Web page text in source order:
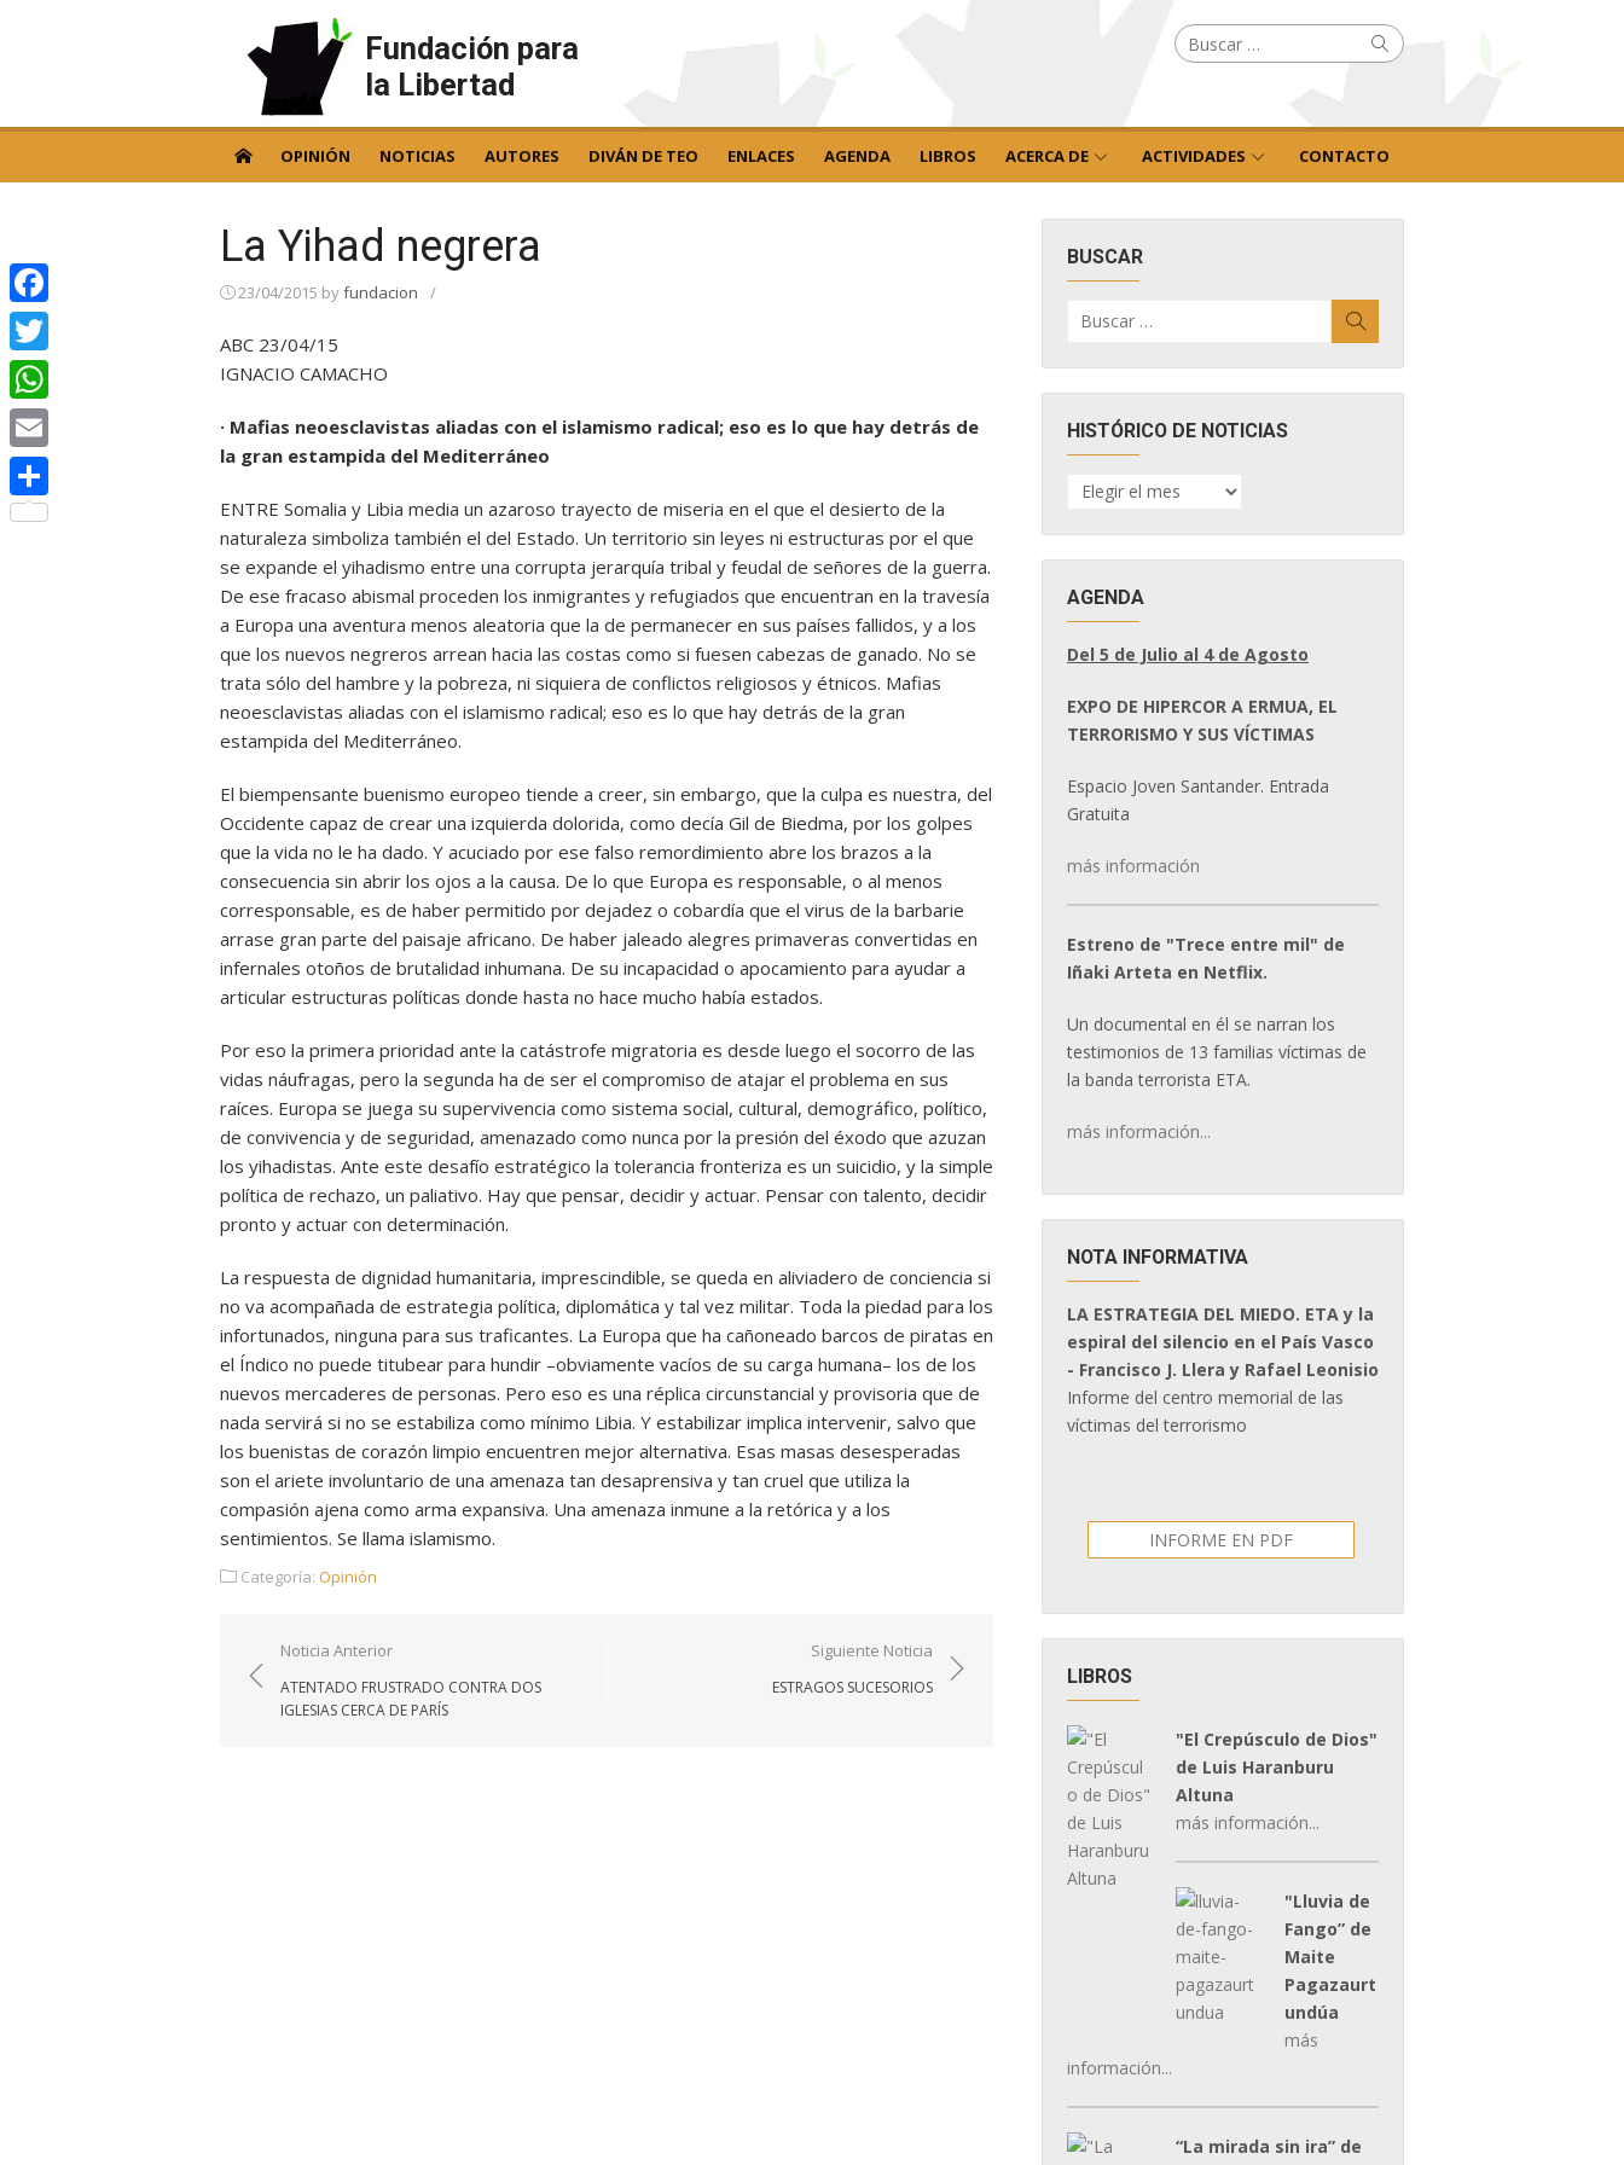
Fundación para
la Libertad
Buscar
por: Buscar
OPINIÓN NOTICIAS AUTORES DIVÁN DE TEO ENLACES AGENDA LIBROS ACERCA DE ACTIVIDADES CONTACTO
La Yihad negrera
23/04/2015 byfundacion /
ABC 23/04/15
IGNACIO CAMACHO
· Mafias neoesclavistas aliadas con el islamismo radical; eso es lo que hay detrás de
la gran estampida del Mediterráneo
ENTRE Somalia y Libia media un azaroso trayecto de miseria en el que el desierto de la
naturaleza simboliza también el del Estado. Un territorio sin leyes ni estructuras por el que
se expande el yihadismo entre una corrupta jerarquía tribal y feudal de señores de la guerra.
De ese fracaso abismal proceden los inmigrantes y refugiados que encuentran en la travesía
a Europa una aventura menos aleatoria que la de permanecer en sus países fallidos, y a los
que los nuevos negreros arrean hacia las costas como si fuesen cabezas de ganado. No se
trata sólo del hambre y la pobreza, ni siquiera de conflictos religiosos y étnicos. Mafias
neoesclavistas aliadas con el islamismo radical; eso es lo que hay detrás de la gran
estampida del Mediterráneo.
El biempensante buenismo europeo tiende a creer, sin embargo, que la culpa es nuestra, del
Occidente capaz de crear una izquierda dolorida, como decía Gil de Biedma, por los golpes
que la vida no le ha dado. Y acuciado por ese falso remordimiento abre los brazos a la
consecuencia sin abrir los ojos a la causa. De lo que Europa es responsable, o al menos
corresponsable, es de haber permitido por dejadez o cobardía que el virus de la barbarie
arrase gran parte del paisaje africano. De haber jaleado alegres primaveras convertidas en
infernales otoños de brutalidad inhumana. De su incapacidad o apocamiento para ayudar a
articular estructuras políticas donde hasta no hace mucho había estados.
Por eso la primera prioridad ante la catástrofe migratoria es desde luego el socorro de las
vidas náufragas, pero la segunda ha de ser el compromiso de atajar el problema en sus
raíces. Europa se juega su supervivencia como sistema social, cultural, demográfico, político,
de convivencia y de seguridad, amenazado como nunca por la presión del éxodo que azuzan
los yihadistas. Ante este desafío estratégico la tolerancia fronteriza es un suicidio, y la simple
política de rechazo, un paliativo. Hay que pensar, decidir y actuar. Pensar con talento, decidir
pronto y actuar con determinación.
La respuesta de dignidad humanitaria, imprescindible, se queda en aliviadero de conciencia si
no va acompañada de estrategia política, diplomática y tal vez militar. Toda la piedad para los
infortunados, ninguna para sus traficantes. La Europa que ha cañoneado barcos de piratas en
el Índico no puede titubear para hundir –obviamente vacíos de su carga humana– los de los
nuevos mercaderes de personas. Pero eso es una réplica circunstancial y provisoria que de
nada servirá si no se estabiliza como mínimo Libia. Y estabilizar implica intervenir, salvo que
los buenistas de corazón limpio encuentren mejor alternativa. Esas masas desesperadas
son el ariete involuntario de una amenaza tan desaprensiva y tan cruel que utiliza la
compasión ajena como arma expansiva. Una amenaza inmune a la retórica y a los
sentimientos. Se llama islamismo.
Categoría: Opinión
Navegación
de
entradas
Noticia Anterior
ATENTADO FRUSTRADO CONTRA DOS
IGLESIAS CERCA DE PARÍS
Siguiente Noticia
ESTRAGOS SUCESORIOS
BUSCAR
por:
HISTÓRICO DE NOTICIAS
HISTÓRICO
DE
AGENDA
Del 5 de Julio al 4 de Agosto
EXPO DE HIPERCOR A ERMUA, EL
TERRORISMO Y SUS VÍCTIMAS
Espacio Joven Santander. Entrada
Gratuita
más información
Estreno de "Trece entre mil" de
Iñaki Arteta en Netflix.
Un documental en él se narran los
testimonios de 13 familias víctimas de
la banda terrorista ETA.
más información...
NOTA INFORMATIVA
LA ESTRATEGIA DEL MIEDO. ETA y la
espiral del silencio en el País Vasco
- Francisco J. Llera y Rafael Leonisio
Informe del centro memorial de las
víctimas del terrorismo
INFORME EN PDF
LIBROS
"El Crepúsculo de Dios"
de Luis Haranburu
Altuna
más información...
"Lluvia de
Fango” de
Maite
Pagazaurt
undúa
más
información...
“La mirada sin ira” de
Facebook
Twitter
WhatsApp
Email
Compartir